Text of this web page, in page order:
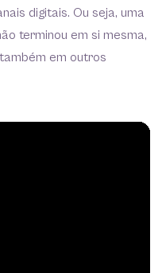
digitais. Ou seja, uma
terminou em si mesma,
em outros